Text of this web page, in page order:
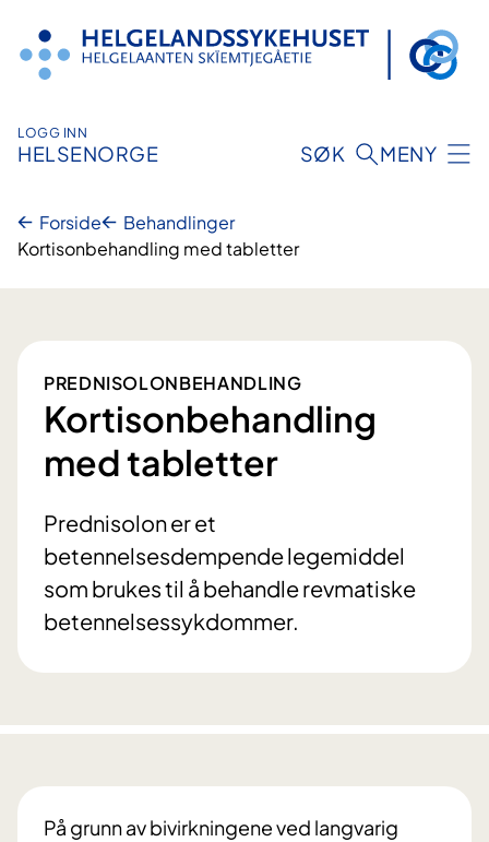
innhold
LOGG INN
HELSENORGE SØK MENY
Forside
Behandlinger
Kortisonbehandling med tabletter
PREDNISOLONBEHANDLING
Kortisonbehandling
med tabletter
Prednisolon er et
betennelsesdempende legemiddel
som brukes til å behandle revmatiske
betennelsessykdommer.
På grunn av bivirkningene ved langvarig